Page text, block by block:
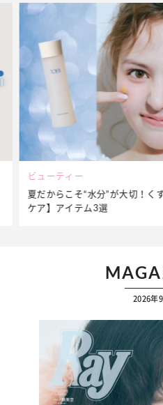
ビューティー
夏だからこそ“水分”が大切！く
ケア】アイテム3選
2026年